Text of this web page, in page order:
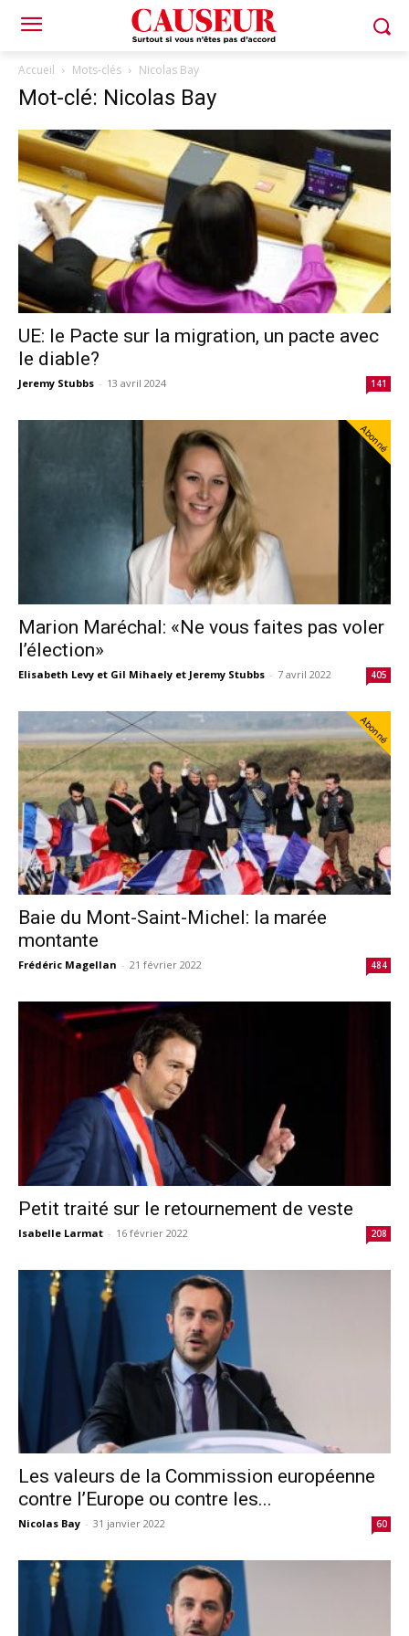
Accueil Mots-clés Nicolas Bay
Mot-clé: Nicolas Bay
UE: le Pacte sur la migration, un pacte avec
le diable?
Jeremy Stubbs - 13 avril 2024 141
Abonné
Marion Maréchal: «Ne vous faites pas voler
l’élection»
Elisabeth Levy et Gil Mihaely et Jeremy Stubbs - 7 avril 2022 405
Abonné
Baie du Mont-Saint-Michel: la marée
montante
Frédéric Magellan - 21 février 2022 484
Petit traité sur le retournement de veste
Isabelle Larmat - 16 février 2022 208
Les valeurs de la Commission européenne
contre l’Europe ou contre les...
Nicolas Bay - 31 janvier 2022 60